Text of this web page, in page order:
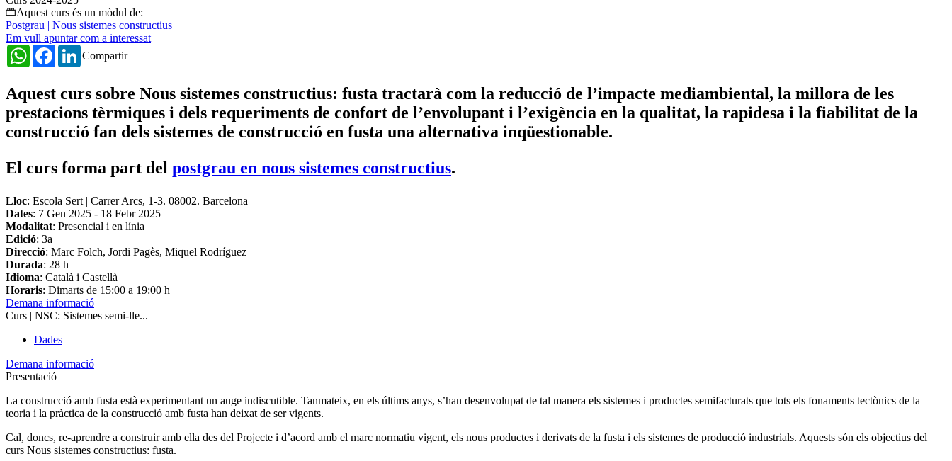
Aquest curs és un mòdul de:
Postgrau | Nous sistemes constructius
Em vull apuntar com a interessat
Compartir
WhatsAppFacebookLinkedIn
Aquest curs sobre Nous sistemes constructius: fusta tractarà com la reducció de l’impacte mediambiental, la millora de les
prestacions tèrmiques i dels requeriments de confort de l’envolupant i l’exigència en la qualitat, la rapidesa i la fiabilitat de la
construcció fan dels sistemes de construcció en fusta una alternativa inqüestionable.
El curs forma part del postgrau en nous sistemes constructius.
Lloc: Escola Sert | Carrer Arcs, 1-3. 08002. Barcelona
Dates: 7 Gen 2025 - 18 Febr 2025
Modalitat: Presencial i en línia
Edició: 3a
Direcció: Marc Folch, Jordi Pagès, Miquel Rodríguez
Durada: 28 h
Idioma: Català i Castellà
Horaris: Dimarts de 15:00 a 19:00 h
Demana informació
Curs | NSC: Sistemes semi-lle...
Dades
Demana informació
Presentació
La construcció amb fusta està experimentant un auge indiscutible. Tanmateix, en els últims anys, s’han desenvolupat de tal manera els sistemes i productes semifacturats que tots els fonaments tectònics de la
teoria i la pràctica de la construcció amb fusta han deixat de ser vigents.
Cal, doncs, re-aprendre a construir amb ella des del Projecte i d’acord amb el marc normatiu vigent, els nous productes i derivats de la fusta i els sistemes de producció industrials. Aquests són els objectius del
curs Nous sistemes constructius: fusta.